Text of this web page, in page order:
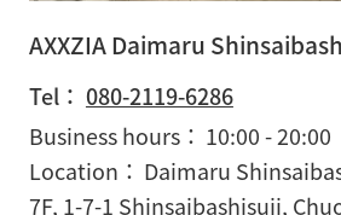
AXXZIA Daimaru
Tel： 080-2119-6286
Business hours
10:00 - 20:00
Location
Daimaru
7F, 1-7-1 Shinsaibashisuji,